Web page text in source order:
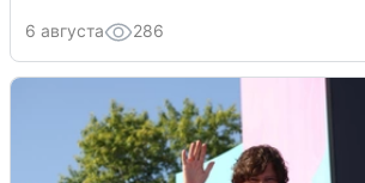
6 августа 286